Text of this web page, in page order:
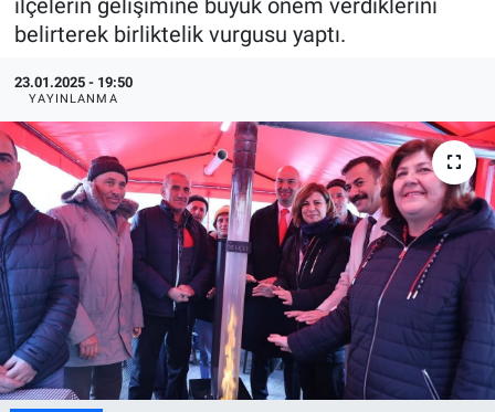
belirterek birliktelik vurgusu yaptı.
23.01.2025 - 19:50
YAYINLANMA
EKONOMİ
SPOR
ASAYİŞ
Haber Arşivi